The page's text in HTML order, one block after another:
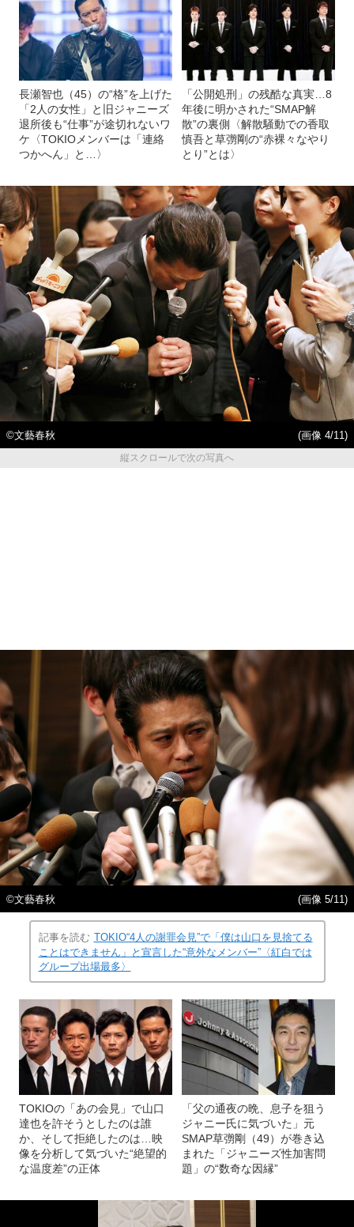
長瀬智也（45）の“格”を上げた
「2人の女性」と旧ジャニーズ
退所後も“仕事”が途切れないワ
ケ〈TOKIOメンバーは「連絡
つかへん」と…〉
「公開処刑」の残酷な真実…8
年後に明かされた“SMAP解
散”の裏側〈解散騒動での香取
慎吾と草彅剛の“赤裸々なやり
とり”とは〉
©文藝春秋
(画像 4/11)
縦スクロールで次の写真へ
©文藝春秋 (画像 5/11)
記事を読む TOKIO“4人の謝罪会見”で「僕は山口を見捨てる
ことはできません」と宣言した“意外なメンバー”〈紅白では
グループ出場最多〉
TOKIOの「あの会見」で山口
達也を許そうとしたのは誰
か、そして拒絶したのは…映
像を分析して気づいた“絶望的
な温度差”の正体
「父の通夜の晩、息子を狙う
ジャニー氏に気づいた」元
SMAP草彅剛（49）が巻き込
まれた「ジャニーズ性加害問
題」の“数奇な因縁”